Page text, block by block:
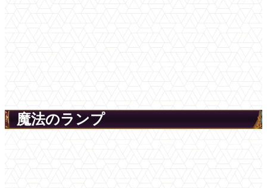
魔法のランプ